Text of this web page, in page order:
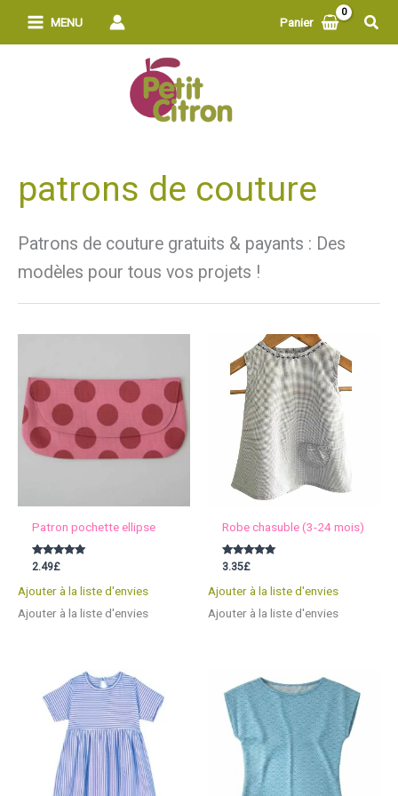
MENU Panier
patrons de couture
Patrons de couture gratuits & payants : Des
modèles pour tous vos projets !
Patron pochette ellipse
Note
2.49£
Ajouter à la liste d'envies
Ajouter à la liste d'envies
Robe chasuble (3-24 mois)
Note
3.35£
Ajouter à la liste d'envies
Ajouter à la liste d'envies